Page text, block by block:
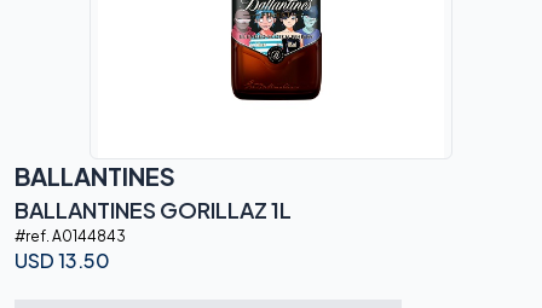
BALLANTINES
BALLANTINES GORILLAZ 1L
#ref. A0144843
USD13.50